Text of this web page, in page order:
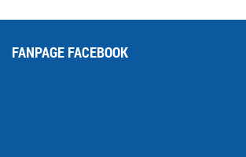
FANPAGE FACEBOOK